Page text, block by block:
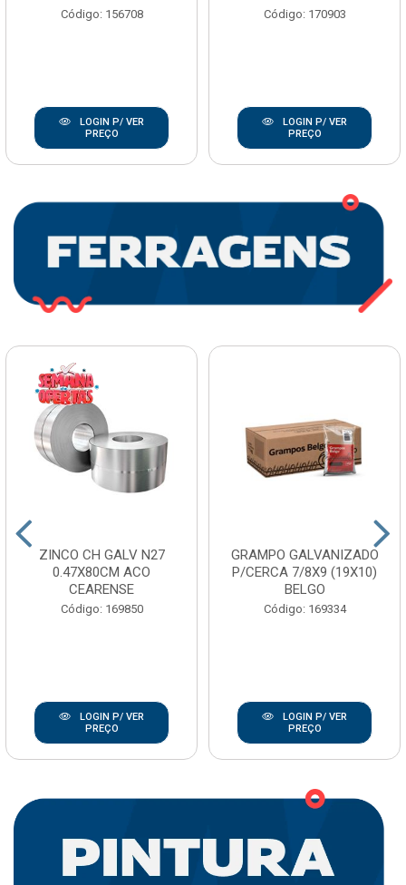
Código: 156708
LOGIN P/ VER
PREÇO
Código: 170903
LOGIN P/ VER
PREÇO
ZINCO CH GALV N27
0.47X80CM ACO
CEARENSE
Código: 169850
LOGIN P/ VER
PREÇO
GRAMPO GALVANIZADO
P/CERCA 7/8X9 (19X10)
BELGO
Código: 169334
LOGIN P/ VER
PREÇO